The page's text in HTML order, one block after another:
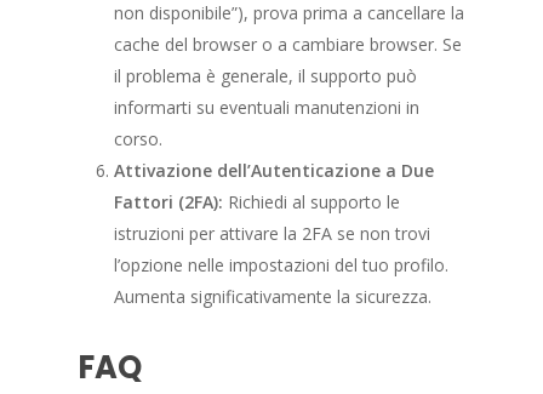
non disponibile”), prova prima a cancellare la
cache del browser o a cambiare browser. Se
il problema è generale, il supporto può
informarti su eventuali manutenzioni in
corso.
Attivazione dell’Autenticazione a Due
Fattori (2FA): Richiedi al supporto le
istruzioni per attivare la 2FA se non trovi
l’opzione nelle impostazioni del tuo profilo.
Aumenta significativamente la sicurezza.
FAQ